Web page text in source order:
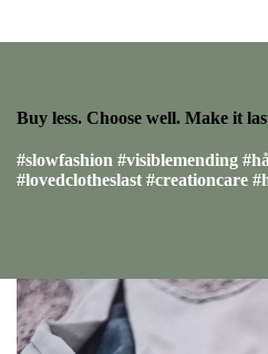
Buy less. Choose well. Make it
#slowfashion #visiblemending
#lovedclotheslast #creationcare